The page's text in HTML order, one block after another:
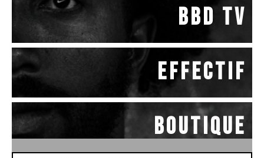
BBD TV
Effectif
BOUTIQUE